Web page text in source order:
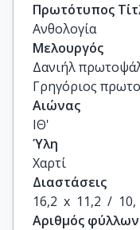
Πρωτότυπος
Ανθολογία
Μελουργός
Δανιήλ
Γρηγόριος
Αιώνας
ΙΘ'
Ύλη
Χαρτί
Διαστάσεις
16,2  x  11,2  /  10,
Αριθμός φύλλων